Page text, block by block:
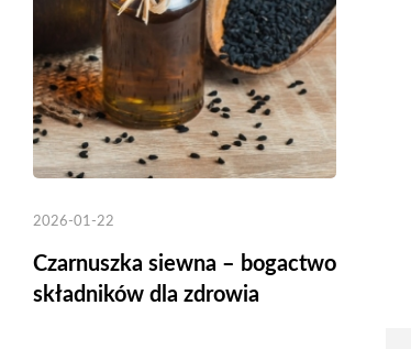
2026-01-22
Czarnuszka siewna – bogactwo
składników dla zdrowia